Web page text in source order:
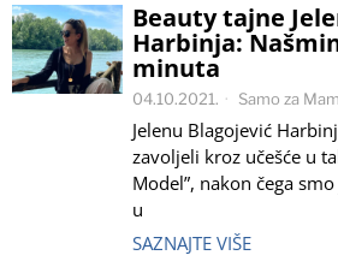
Beauty tajne
Harbinja:
minuta
04.10.2021. Samo za
Jelenu Blagojević
zavoljeli kroz učešće u
Model”, nakon čega
u
SAZNAJTE VIŠE